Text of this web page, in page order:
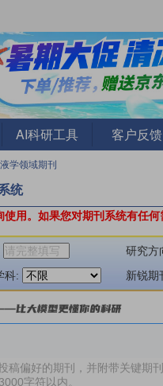
AI科研工具 客户反馈
学领域期刊
统
用。 如果您对期刊系统有任
研究方
科: 新锐期